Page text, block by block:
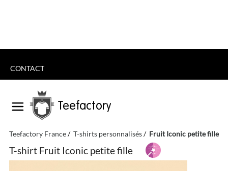
CONTACT
Teefactory
Teefactory France T-shirts personnalisés Fruit Iconic petite fille
T-shirt Fruit Iconic petite fille